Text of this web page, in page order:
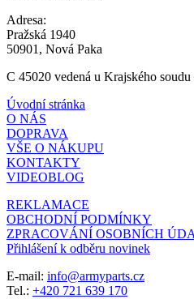
Adresa:
Pražská 1940
50901, Nová Paka
C 45020 vedená u Krajského
Úvodní stránka
O NÁS
DOPRAVA
VŠE O NÁKUPU
KONTAKTY
VIDEOBLOG
REKLAMACE
OBCHODNÍ PODMÍNKY
ZPRACOVÁNÍ OSOBNÍCH
Přihlášení k odběru novinek
E-mail: info@armyparts.cz
Tel.: +420 721 639 170